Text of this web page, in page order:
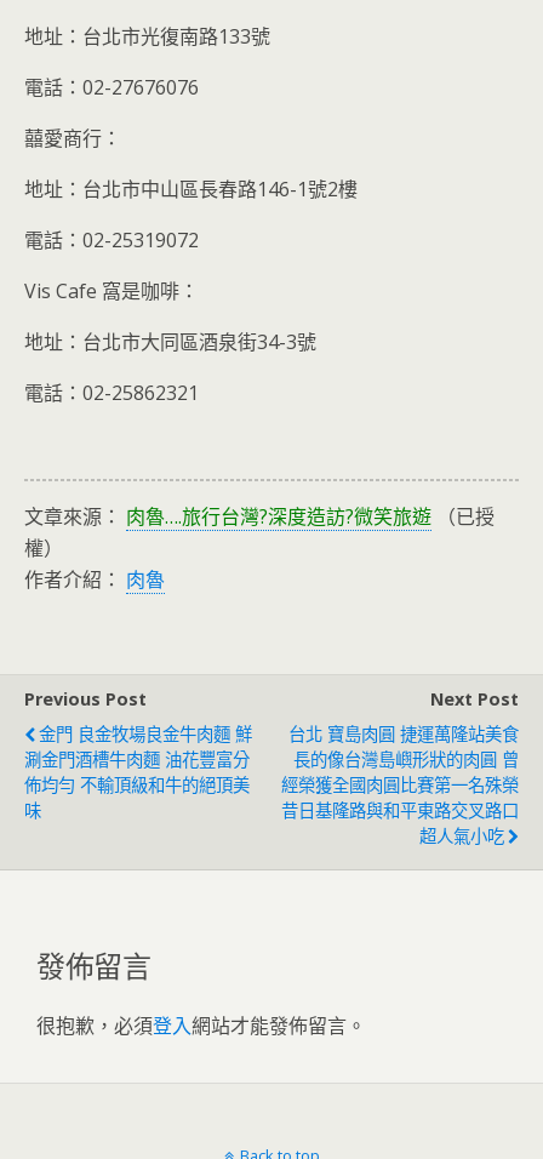
地址：台北市光復南路133號
電話：02-27676076
囍愛商行：
地址：台北市中山區長春路146-1號2樓
電話：02-25319072
Vis Cafe 窩是咖啡：
地址：台北市大同區酒泉街34-3號
電話：02-25862321
文章來源： 肉魯….旅行台灣?深度造訪?微笑旅遊 （已授
權）
作者介紹： 肉魯
Previous Post
金門 良金牧場良金牛肉麵 鮮
涮金門酒槽牛肉麵 油花豐富分
佈均勻 不輸頂級和牛的絕頂美
味
Next Post
台北 寶島肉圓 捷運萬隆站美食
長的像台灣島嶼形狀的肉圓 曾
經榮獲全國肉圓比賽第一名殊榮
昔日基隆路與和平東路交叉路口
超人氣小吃
發佈留言
很抱歉，必須登入網站才能發佈留言。